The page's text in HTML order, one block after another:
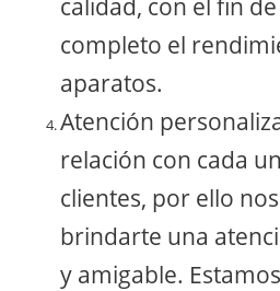
calidad, con el fin
completo el
aparatos.
Atención
relación con cada
clientes, por ello
brindarte una
y amigable.